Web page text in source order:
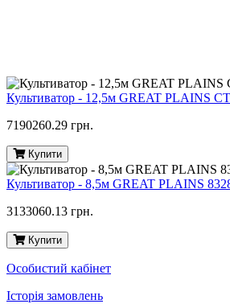
Культиватор - 12,5м GREAT PLAINS
7190260.29 грн.
Купити
Культиватор - 8,5м GREAT PLAINS
3133060.13 грн.
Купити
Особистий кабінет
Історія замовлень